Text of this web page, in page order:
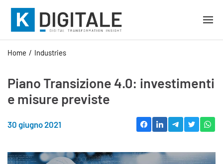
Home Industries
Piano Transizione 4.0: investimenti
e misure previste
30 giugno 2021